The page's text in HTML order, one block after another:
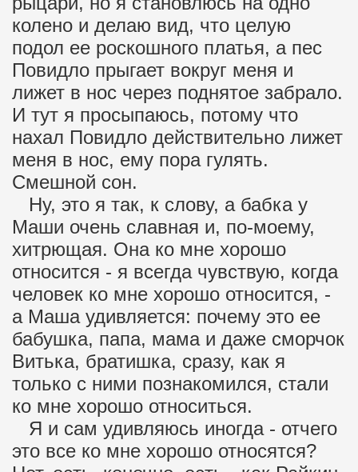
колено и делаю вид, что целую
подол ее роскошного платья, а пес
Повидло прыгает вокруг меня и
лижет в нос через поднятое забрало.
И тут я просыпаюсь, потому что
нахал Повидло действительно лижет
меня в нос, ему пора гулять.
Смешной сон.
Ну, это я так, к слову, а бабка у
Маши очень славная и, по-моему,
хитрющая. Она ко мне хорошо
относится - я всегда чувствую, когда
человек ко мне хорошо относится, -
а Маша удивляется: почему это ее
бабушка, папа, мама и даже сморчок
Витька, братишка, сразу, как я
только с ними познакомился, стали
ко мне хорошо относиться.
Я и сам удивляюсь иногда - отчего
это все ко мне хорошо относятся?